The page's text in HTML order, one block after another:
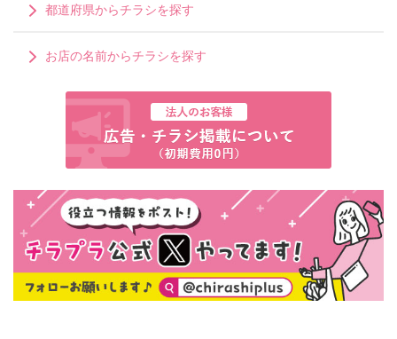
都道府県からチラシを探す
お店の名前からチラシを探す